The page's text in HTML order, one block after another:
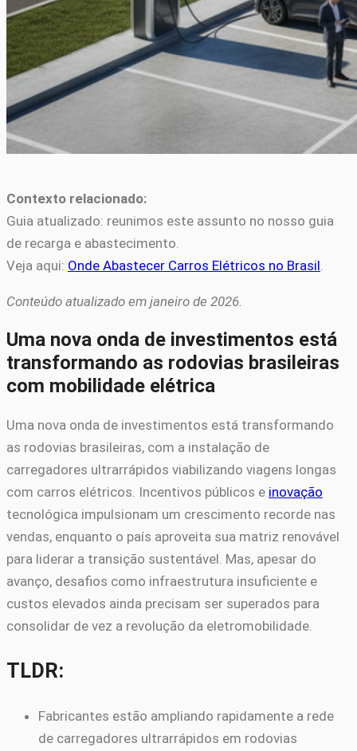
Contexto relacionado:
Guia atualizado: reunimos este assunto no nosso guia
de recarga e abastecimento.
Veja aqui: Onde Abastecer Carros Elétricos no Brasil
Conteúdo atualizado em janeiro de 2026.
Uma nova onda de investimentos está
transformando as rodovias brasileiras
com mobilidade elétrica
Uma nova onda de investimentos está transformando
as rodovias brasileiras, com a instalação de
carregadores ultrarrápidos viabilizando viagens longas
com carros elétricos. Incentivos públicos e inovação
tecnológica impulsionam um crescimento recorde nas
vendas, enquanto o país aproveita sua matriz renovável
para liderar a transição sustentável. Mas, apesar do
avanço, desafios como infraestrutura insuficiente e
custos elevados ainda precisam ser superados para
consolidar de vez a revolução da eletromobilidade.
TLDR:
Fabricantes estão ampliando rapidamente a rede
de carregadores ultrarrápidos em rodovias